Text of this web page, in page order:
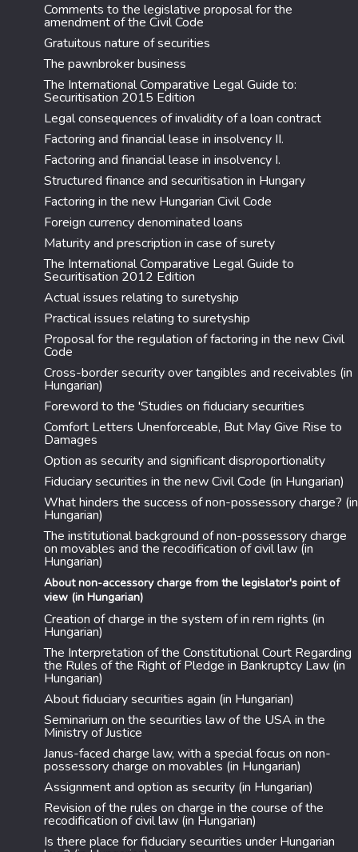
Comments to the legislative proposal for the
amendment of the Civil Code
Gratuitous nature of securities
The pawnbroker business
The International Comparative Legal Guide to:
Securitisation 2015 Edition
Legal consequences of invalidity of a loan contract
Factoring and financial lease in insolvency II.
Factoring and financial lease in insolvency I.
Structured finance and securitisation in Hungary
Factoring in the new Hungarian Civil Code
Foreign currency denominated loans
Maturity and prescription in case of surety
The International Comparative Legal Guide to
Securitisation 2012 Edition
Actual issues relating to suretyship
Practical issues relating to suretyship
Proposal for the regulation of factoring in the new Civil
Code
Cross-border security over tangibles and receivables (in
Hungarian)
Foreword to the 'Studies on fiduciary securities
Comfort Letters Unenforceable, But May Give Rise to
Damages
Option as security and significant disproportionality
Fiduciary securities in the new Civil Code (in Hungarian)
What hinders the success of non-possessory charge? (in
Hungarian)
The institutional background of non-possessory charge
on movables and the recodification of civil law (in
Hungarian)
About non-accessory charge from the legislator's point of
view (in Hungarian)
Creation of charge in the system of in rem rights (in
Hungarian)
The Interpretation of the Constitutional Court Regarding
the Rules of the Right of Pledge in Bankruptcy Law (in
Hungarian)
About fiduciary securities again (in Hungarian)
Seminarium on the securities law of the USA in the
Ministry of Justice
Janus-faced charge law, with a special focus on non-
possessory charge on movables (in Hungarian)
Assignment and option as security (in Hungarian)
Revision of the rules on charge in the course of the
recodification of civil law (in Hungarian)
Is there place for fiduciary securities under Hungarian